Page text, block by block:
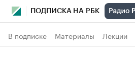
ПОДПИСКА НА РБК
В подписке Материалы Лекции